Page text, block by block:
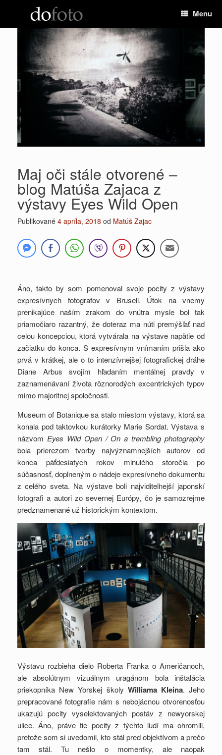
Menu
Maj oči stále otvorené –
blog Matúša Zajaca z
výstavy Eyes Wild Open
Publikované 4 apríla, 2018 od Matúš Zajac
Áno, takto by som pomenoval svoje pocity z výstavy
expresívnych fotografov v Bruseli. Útok na vnemy
prenikajúce naším zrakom do vnútra mysle bol tak
priamočiaro razantný, že doteraz ma núti premýšľať nad
celou koncepciou, ktorá vytvárala na výstave napätie od
začiatku do konca. S expresívnym vnímaním prišla ako
prvá v krátkej, ale o to intenzívnejšej fotografickej dráhe
Diane Arbus svojím hľadaním mentálnej pravdy v
zaznamenávaní života rôznorodých excentrických typov
mimo majoritnej spoločnosti.
Museum of Botanique sa stalo miestom výstavy, ktorá sa
konala pod taktovkou kurátorky Marie Sordat. Výstava s
názvom Eyes Wild Open / On a trembling photography
bola prierezom tvorby najvýznamnejších autorov od
konca päťdesiatych rokov minulého storočia po
súčasnosť, doplneným o nádeje expresívneho dokumentu
z celého sveta. Na výstave boli najviditeľnejší japonskí
fotografi a autori zo severnej Európy, čo je samozrejme
predznamenané už historickým kontextom.
Výstavu rozbieha dielo Roberta Franka o Američanoch,
ale absolútnym vizuálnym uragánom bola inštalácia
priekopníka New Yorskej školy Williama Kleina. Jeho
prepracované fotografie nám s nebojácnou otvorenosťou
ukazujú pocity vyselektovaných postáv z newyorskej
ulice. Áno, práve tie pocity z týchto ľudí ma ohromili,
pretože som si uvedomil, kto stál pred objektívom a prečo
tam stál. Tu nešlo o momentky, ale naopak